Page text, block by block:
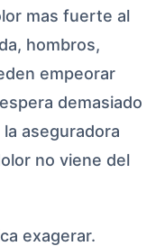
mas fuerte al
hombros,
empeorar
demasiado
aseguradora
no viene del
exagerar.